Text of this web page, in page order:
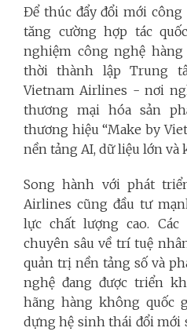
Để thúc đẩy đổi mới
tăng cường hợp tác
nghiệm công nghệ
thời thành lập Trung
Vietnam Airlines - nơi
thương mại hóa sản
thương hiệu “Make by
nền tảng AI, dữ liệu lớn và
Song hành với phát
Airlines cũng đầu tư
lực chất lượng cao.
chuyên sâu về trí tuệ
quản trị nền tảng số và
nghệ đang được triển
hãng hàng không quốc
dựng hệ sinh thái đổi mới